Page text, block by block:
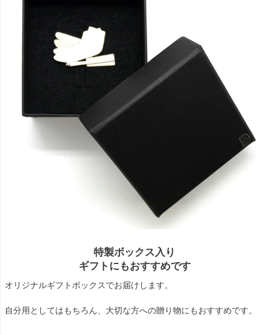
特製ボックス入り
ギフトにもおすすめです
オリジナルギフトボックスでお届けします。
自分用としてはもちろん、大切な方への贈り物にもおすすめです。